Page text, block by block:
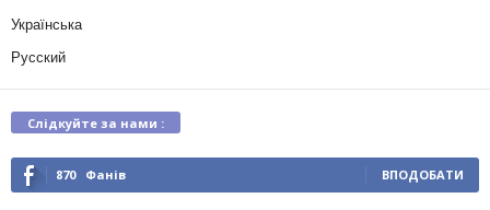
Українська
Русский
Слідкуйте за нами :
870 Фанів ВПОДОБАТИ